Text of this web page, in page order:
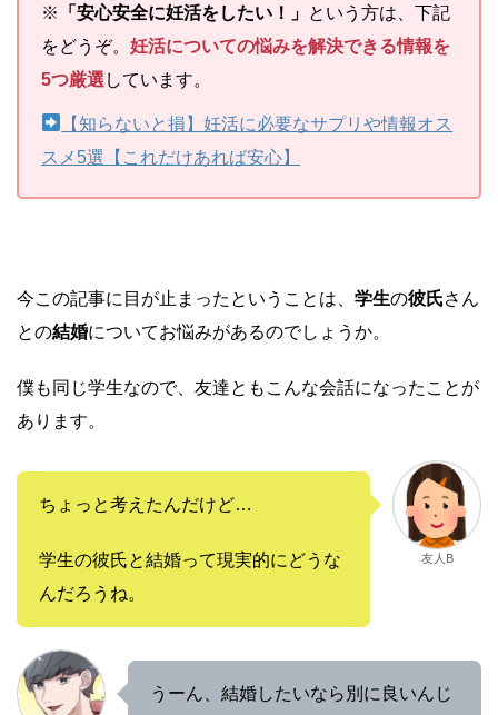
※ 「安心安全に妊活をしたい！」 という方は、下記
をどうぞ。 妊活についての悩みを解決できる情報を
5つ厳選 しています。
【知らないと損】妊活に必要なサプリや情報オス
スメ5選【これだけあれば安心】
今この記事に目が止まったということは、 学生の彼氏さん
との結婚についてお悩みがあるのでしょうか。
僕も同じ学生なので、友達ともこんな会話になったことが
あります。
ちょっと考えたんだけど…
学生の彼氏と結婚って現実的にどうな
んだろうね。
友人B
うーん、結婚したいなら別に良いんじ